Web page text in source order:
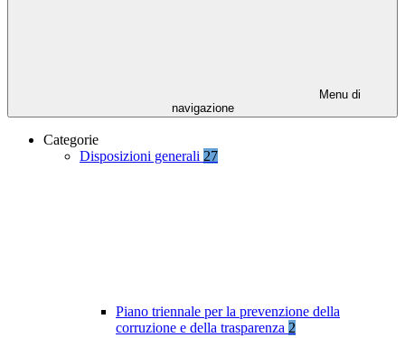
Menu di
navigazione
Categorie
Disposizioni generali 27
Piano triennale per la prevenzione della
corruzione e della trasparenza 2